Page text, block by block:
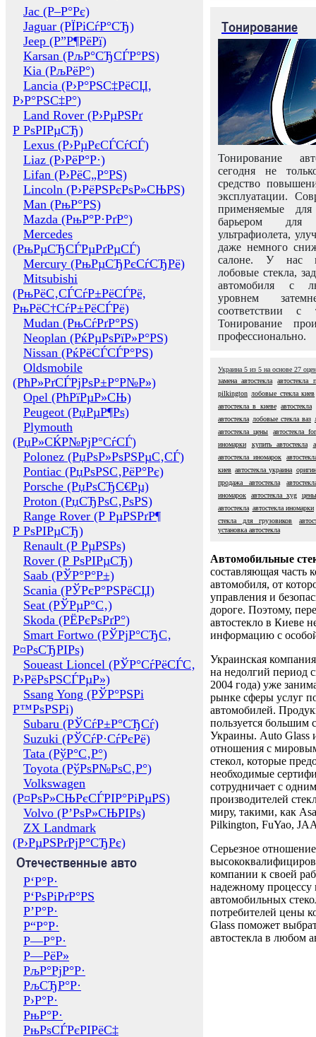
Jac (Р–Р°Рє)
Jaguar (РЇРіСѓР°СЂ)
Jeep (Р”Р¶РёРї)
Karsan (РљР°СЂСЃР°РЅ)
Kia (РљРёР°)
Lancia (Р›Р°РЅС‡РёСЏ,
Р›Р°РЅС‡Р°)
Land Rover (Р›РµРЅРґ
Р РѕРІРµСЂ)
Lexus (Р›РµРєСЃСѓСЃ)
Liaz (Р›РёР°Р·)
Lifan (Р›РёС„Р°РЅ)
Lincoln (Р›РёРЅРєРѕР»СЊРЅ)
Man (РњР°РЅ)
Mazda (РњР°Р·РґР°)
Mercedes
(РњРµСЂСЃРµРґРµСЃ)
Mercury (РњРµСЂРєСѓСЂРё)
Mitsubishi
(РњРёС‚СЃСѓР±РёСЃРё,
РњРёС†СѓР±РёСЃРё)
Mudan (РњСѓРґР°РЅ)
Neoplan (РќРµРѕРїР»Р°РЅ)
Nissan (РќРёСЃСЃР°РЅ)
Oldsmobile
(РћР»РґСЃРјРѕР±Р°Р№Р»)
Opel (РћРїРµР»СЊ)
Peugeot (РџРµР¶Рѕ)
Plymouth
(РџР»СЌР№РјР°СѓСЃ)
Polonez (РџРѕР»РѕРЅРµС‚СЃ)
Pontiac (РџРѕРЅС‚РёР°Рє)
Porsche (РџРѕСЂС€Рµ)
Proton (РџСЂРѕС‚РѕРЅ)
Range Rover (Р РµРЅРґР¶
Р РѕРІРµСЂ)
Renault (Р РµРЅРѕ)
Rover (Р РѕРІРµСЂ)
Saab (РЎР°Р°Р±)
Scania (РЎРєР°РЅРёСЏ)
Seat (РЎРµР°С‚)
Skoda (РЁРєРѕРґР°)
Smart Fortwo (РЎРјР°СЂС‚
Р¤РѕСЂРІРѕ)
Soueast Lioncel (РЎР°СѓРёСЃС‚
Р›РёРѕРЅСЃРµР»)
Ssang Yong (РЎР°РЅРі
Р™РѕРЅРі)
Subaru (РЎСѓР±Р°СЂСѓ)
Suzuki (РЎСѓР·СѓРєРё)
Tata (РўР°С‚Р°)
Toyota (РўРѕР№РѕС‚Р°)
Volkswagen
(Р¤РѕР»СЊРєСЃРІР°РіРµРЅ)
Volvo (Р’РѕР»СЊРІРѕ)
ZX Landmark
(Р›РµРЅРґРјР°СЂРє)
Отечественные авто
Р‘Р°Р·
Р‘РѕРіРґР°РЅ
Р’Р°Р·
Р“Р°Р·
Р—Р°Р·
Р—РёР»
РљР°РјР°Р·
РљСЂР°Р·
Р›Р°Р·
РњР°Р·
РњРѕСЃРєРІРёС‡
Тонирование
Тонирование
сегодня не
средство
эксплуатации.
применяемые
барьером для
ультрафиолета,
даже немного
салоне. У нас
лобовые стекла,
автомобиля с
уровнем
соответствии с
Тонирование
профессионально.
Украина 5 из 5 на основе 27
замена автостекла
автостекла
pilkington лобовые стекла киев
автостекла в киеве автостекла
автостекла лобовые стекла ваз
автостекла цены
автостекла
иномарки
купить автостекла
автостекла иномарок
киев автостекла украина
продажа автостекла
иномарок
автостекла xyg
автостекла автостекла иномарки
стекла для грузовиков
установка автостекла
Автомобильные
составляющая часть
автомобиля, от
управления и
дороге. Поэтому,
автостекло в Киеве
информацию с
Украинская
на недолгий период
2004 года) уже
рынке сферы услуг
автомобилей.
пользуется большим
Украины. Auto Glass
отношения с
стекол, которые
необходимые
сотрудничает с
производителей
миру, такими, как
Pilkington, FuYao,
Серьезное отношение
компании к своей
надежному процессу
автомобильных
потребителей цены
Glass поможет
автостекла в любом